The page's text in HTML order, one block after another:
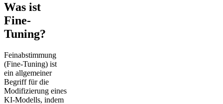
Was ist
Fine-
Tuning?
Feinabstimmung
(Fine-Tuning) ist
ein allgemeiner
Begriff für die
Modifizierung eines
KI-Modells, indem